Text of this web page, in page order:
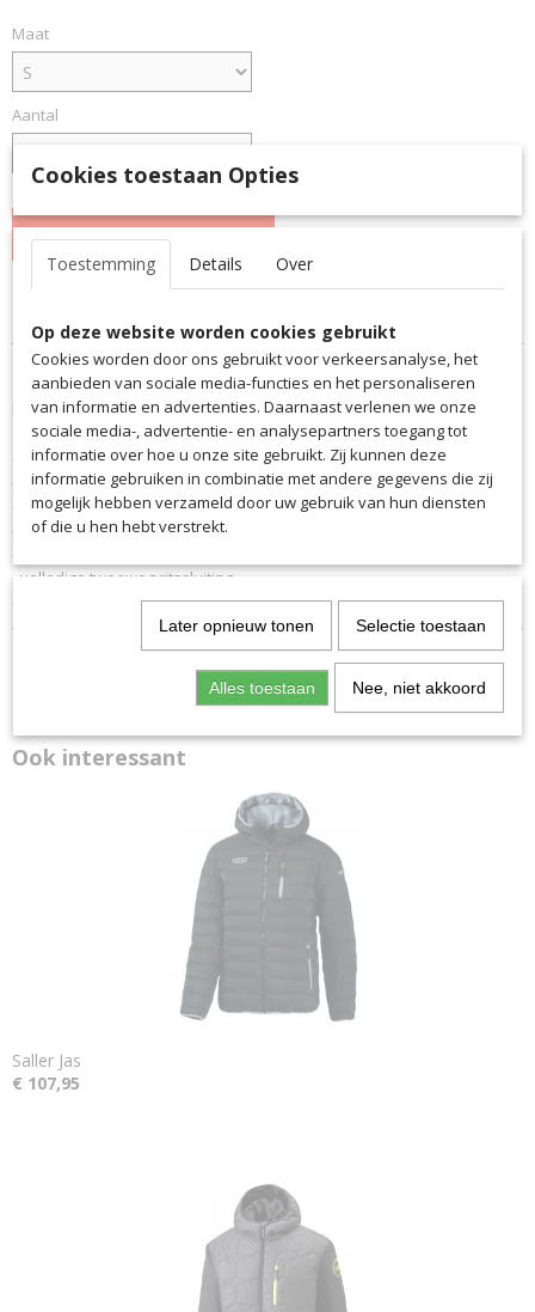
Maat
Aantal
IN WINKELWAGEN
Productcode
7023-4559
EAN code
7023
Productcode leverancier
7023
Omschrijving
De jas voor de supervisor of coach aan de zijlijn. Beste uitrusting in
alle weersomstandigheden.
- Jas met capuchon verstelbaar met koord en stopper
- Light bekleding voor een maximale isolatie
- Functionele jas in extra lange uitvoering
- Bilaterale rits, een borstzak en een binnenzak met ritssluiting
- Interne manchetten, instelbare breedte met klittenband
- volledige tweeweg ritssluiting
- Waterdichte coating
Ook interessant
Saller Jas
€ 107,95
Cookies toestaan Opties
Toestemming Details Over
Op deze website worden cookies gebruikt
Cookies worden door ons gebruikt voor verkeersanalyse, het
aanbieden van sociale media-functies en het personaliseren
van informatie en advertenties. Daarnaast verlenen we onze
sociale media-, advertentie- en analysepartners toegang tot
informatie over hoe u onze site gebruikt. Zij kunnen deze
informatie gebruiken in combinatie met andere gegevens die zij
mogelijk hebben verzameld door uw gebruik van hun diensten
of die u hen hebt verstrekt.
Later opnieuw tonen Selectie toestaan
Alles toestaan Nee, niet akkoord